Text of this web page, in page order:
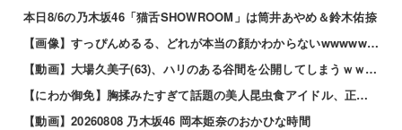
本日8/6の乃木坂46「猫舌SHOWROOM」は筒井あやめ＆鈴木佑捺
【画像】すっぴんめるる、どれが本当の顔かわからないwwwww 他
【動画】大場久美子(63)、ハリのある谷間を公開してしまうｗｗｗ 他
【にわか御免】胸揉みたすぎて話題の美人昆虫食アイドル、正体がこちらwwwwww 他
【動画】20260808 乃木坂46 岡本姫奈のおかひな時間